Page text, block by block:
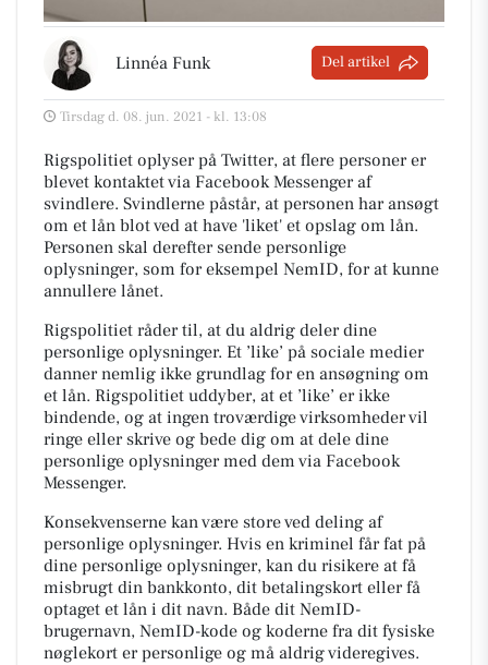
Linnéa Funk Del artikel
Tirsdag d. 08. jun. 2021 - kl. 13:08
Rigspolitiet oplyser på Twitter, at flere personer er
blevet kontaktet via Facebook Messenger af
svindlere. Svindlerne påstår, at personen har ansøgt
om et lån blot ved at have 'liket' et opslag om lån.
Personen skal derefter sende personlige
oplysninger, som for eksempel NemID, for at kunne
annullere lånet.
Rigspolitiet råder til, at du aldrig deler dine
personlige oplysninger. Et ’like’ på sociale medier
danner nemlig ikke grundlag for en ansøgning om
et lån. Rigspolitiet uddyber, at et ’like’ er ikke
bindende, og at ingen troværdige virksomheder vil
ringe eller skrive og bede dig om at dele dine
personlige oplysninger med dem via Facebook
Messenger.
Konsekvenserne kan være store ved deling af
personlige oplysninger. Hvis en kriminel får fat på
dine personlige oplysninger, kan du risikere at få
misbrugt din bankkonto, dit betalingskort eller få
optaget et lån i dit navn. Både dit NemID-
brugernavn, NemID-kode og koderne fra dit fysiske
nøglekort er personlige og må aldrig videregives.